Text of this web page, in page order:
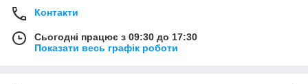
Контакти
Сьогодні працює з 09:30 до 17:30
Показати весь графік роботи